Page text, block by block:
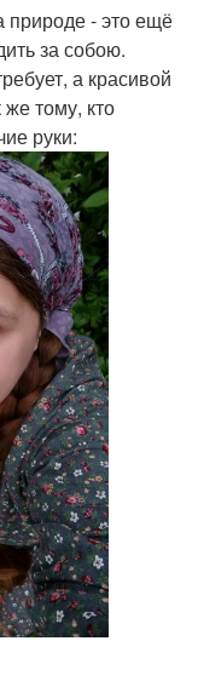
природе - это ещё
за собою.
а красивой
тому, кто
руки: